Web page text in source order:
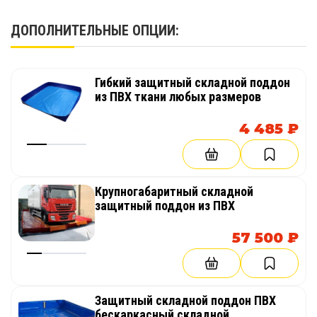
ДОПОЛНИТЕЛЬНЫЕ ОПЦИИ:
Гибкий защитный складной поддон
из ПВХ ткани любых размеров
4 485 ₽
Крупногабаритный складной
защитный поддон из ПВХ
57 500 ₽
Защитный складной поддон ПВХ